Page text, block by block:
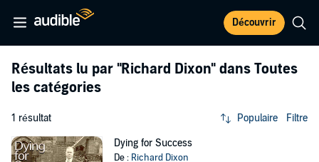
Découvrir
Résultats lu par "Richard Dixon" dans Toutes
les catégories
1 résultat Populaire Filtre
Dying for Success
De : Richard Dixon